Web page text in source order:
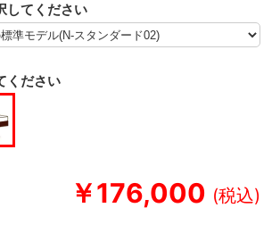
￥176,000
してください
ください